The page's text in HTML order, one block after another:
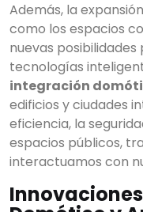
Además, la
como los espacios
nuevas
tecnologías
integración
edificios y ciudades
eficiencia, la
espacios públicos,
interactuamos con